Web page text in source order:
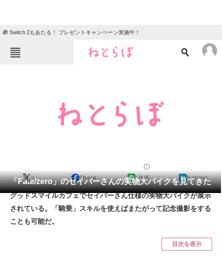
🎁 Switch 2もあたる！ プレゼントキャンペーン実施中！
クイズ
地域
会員記事
メディア
注目記事を集めた総合ページ
「Fate/zero」のセイバーさんの実物大バイクを見てきた
X Share LINE hatena
グッドスマイルカフェでセイバーさん仕様の実物大バイクが展示
されている。「騎乗」スキルを使えばまたがって記念撮影をする
ことも可能だ。
目次を表示